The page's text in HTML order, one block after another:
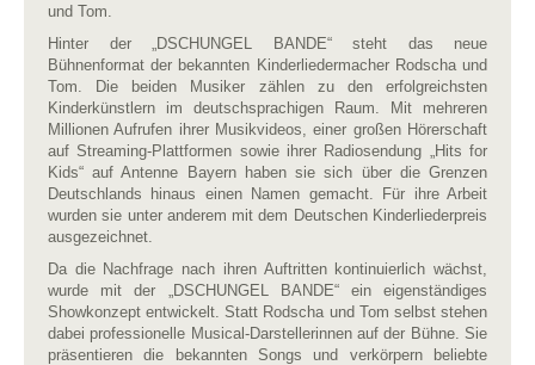
und Tom.
Hinter der „DSCHUNGEL BANDE“ steht das neue
Bühnenformat der bekannten Kinderliedermacher Rodscha und
Tom. Die beiden Musiker zählen zu den erfolgreichsten
Kinderkünstlern im deutschsprachigen Raum. Mit mehreren
Millionen Aufrufen ihrer Musikvideos, einer großen Hörerschaft
auf Streaming-Plattformen sowie ihrer Radiosendung „Hits for
Kids“ auf Antenne Bayern haben sie sich über die Grenzen
Deutschlands hinaus einen Namen gemacht. Für ihre Arbeit
wurden sie unter anderem mit dem Deutschen Kinderliederpreis
ausgezeichnet.
Da die Nachfrage nach ihren Auftritten kontinuierlich wächst,
wurde mit der „DSCHUNGEL BANDE“ ein eigenständiges
Showkonzept entwickelt. Statt Rodscha und Tom selbst stehen
dabei professionelle Musical-Darstellerinnen auf der Bühne. Sie
präsentieren die bekannten Songs und verkörpern beliebte